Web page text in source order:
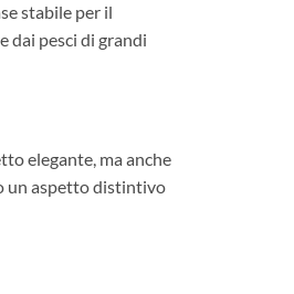
stabile per il
dai pesci di grandi
elegante, ma anche
un aspetto distintivo